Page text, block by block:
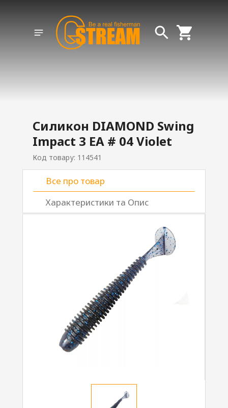
Силикон DIAMOND Swing
Impact 3 EA # 04 Violet
Код товару: 114541
Все про товар
Характеристики та Опис